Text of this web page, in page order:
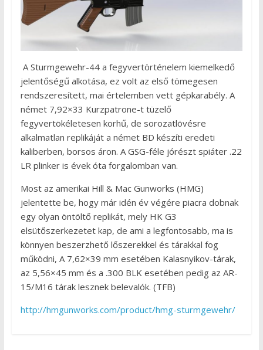
A Sturmgewehr-44 a fegyvertörténelem kiemelkedő
jelentőségű alkotása, ez volt az első tömegesen
rendszeresített, mai értelemben vett gépkarabély. A
német 7,92×33 Kurzpatrone-t tüzelő
fegyvertökéletesen korhű, de sorozatlövésre
alkalmatlan replikáját a német BD készíti eredeti
kaliberben, borsos áron. A GSG-féle jórészt spiáter .22
LR plinker is évek óta forgalomban van.
Most az amerikai Hill & Mac Gunworks (HMG)
jelentette be, hogy már idén év végére piacra dobnak
egy olyan öntöltő replikát, mely HK G3
elsütőszerkezetet kap, de ami a legfontosabb, ma is
könnyen beszerzhető lőszerekkel és tárakkal fog
működni, A 7,62×39 mm esetében Kalasnyikov-tárak,
az 5,56×45 mm és a .300 BLK esetében pedig az AR-
15/M16 tárak lesznek belevalók. (TFB)
http://hmgunworks.com/product/hmg-sturmgewehr/